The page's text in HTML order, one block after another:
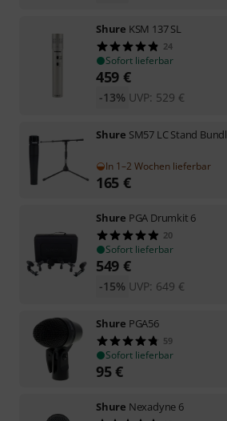
Shure KSM 137 SL
24
Sofort lieferbar
459 €
UVP: 529 €
-13%
Shure SM57 LC Stand
In 1–2 Wochen lieferbar
165 €
Shure PGA Drumkit 6
20
Sofort lieferbar
549 €
UVP: 649 €
-15%
Shure PGA56
59
Sofort lieferbar
95€
Shure Nexadyne 6